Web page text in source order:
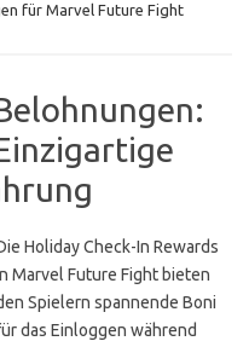
für Marvel Future Fight
Holiday Check-In Rewards
Marvel Future Fight bieten
Spielern spannende Boni
das Einloggen während